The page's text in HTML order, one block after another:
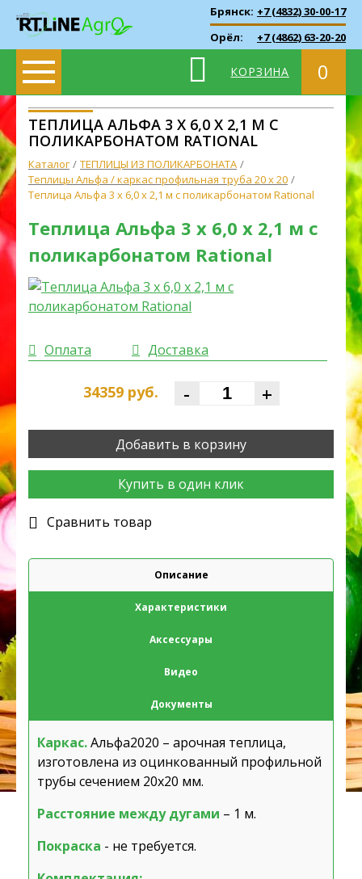
Брянск: +7 (4832) 30-00-17
Орёл:
+7 (4862) 63-20-20
КОРЗИНА 0
ТЕПЛИЦА АЛЬФА 3 X 6,0 X 2,1 М С
ПОЛИКАРБОНАТОМ RATIONAL
Каталог
ТЕПЛИЦЫ ИЗ ПОЛИКАРБОНАТА
Теплицы Альфа / каркас профильная труба 20 х 20
Теплица Альфа 3 x 6,0 x 2,1 м с поликарбонатом Rational
Теплица Альфа 3 x 6,0 x 2,1 м с
поликарбонатом Rational
Оплата Доставка
34359руб. - +
Добавить в корзину
Купить в один клик
Cравнить товар
Описание
Характеристики
Аксессуары
Видео
Документы
Каркас.Альфа2020 – арочная теплица,
изготовлена из оцинкованный профильной
трубы сечением 20х20 мм.
Расстояние между дугами – 1 м.
Покраска - не требуется.